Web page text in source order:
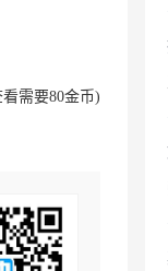
需要80金币)